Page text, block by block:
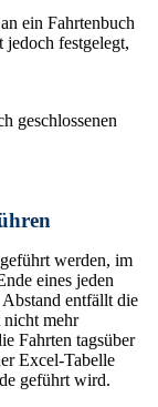
ein Fahrtenbuch
jedoch festgelegt,
geschlossenen
werden, im
eines jeden
entfällt die
nicht mehr
Fahrten tagsüber
Excel-Tabelle
geführt wird.